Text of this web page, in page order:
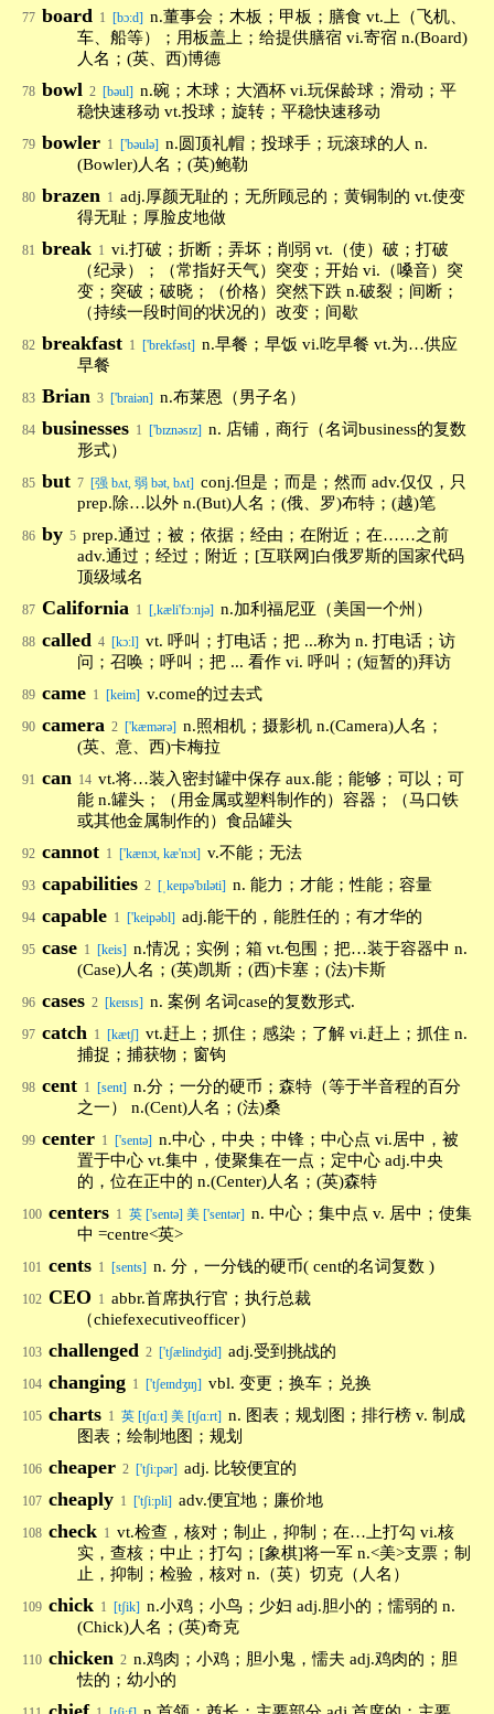
77 board 1 [bɔ:d] n.董事会；木板；甲板；膳食 vt.上（飞机、
车、船等）；用板盖上；给提供膳宿 vi.寄宿 n.(Board)
人名；(英、西)博德
78 bowl 2 [bəul] n.碗；木球；大酒杯 vi.玩保龄球；滑动；平
稳快速移动 vt.投球；旋转；平稳快速移动
79 bowler 1 ['bəulə] n.圆顶礼帽；投球手；玩滚球的人 n.
(Bowler)人名；(英)鲍勒
80 brazen 1 adj.厚颜无耻的；无所顾忌的；黄铜制的 vt.使变
得无耻；厚脸皮地做
81 break 1 vi.打破；折断；弄坏；削弱 vt.（使）破；打破
（纪录）；（常指好天气）突变；开始 vi.（嗓音）突
变；突破；破晓；（价格）突然下跌 n.破裂；间断；
（持续一段时间的状况的）改变；间歇
82 breakfast 1 ['brekfəst] n.早餐；早饭 vi.吃早餐 vt.为…供应
早餐
83 Brian 3 ['braiən] n.布莱恩（男子名）
84 businesses 1 ['bɪznəsɪz] n. 店铺，商行（名词business的复数
形式）
85 but 7 [强 bʌt, 弱 bət, bʌt] conj.但是；而是；然而 adv.仅仅，只
prep.除…以外 n.(But)人名；(俄、罗)布特；(越)笔
86 by 5 prep.通过；被；依据；经由；在附近；在……之前
adv.通过；经过；附近；[互联网]白俄罗斯的国家代码
顶级域名
87 California 1 [,kæli'fɔ:njə] n.加利福尼亚（美国一个州）
88 called 4 [kɔːl] vt. 呼叫；打电话；把 ...称为 n. 打电话；访
问；召唤；呼叫；把 ... 看作 vi. 呼叫；(短暂的)拜访
89 came 1 [keim] v.come的过去式
90 camera 2 ['kæmərə] n.照相机；摄影机 n.(Camera)人名；
(英、意、西)卡梅拉
91 can 14 vt.将…装入密封罐中保存 aux.能；能够；可以；可
能 n.罐头；（用金属或塑料制作的）容器；（马口铁
或其他金属制作的）食品罐头
92 cannot 1 ['kænɔt, kæ'nɔt] v.不能；无法
93 capabilities 2 [ˌkeɪpə'bɪləti] n. 能力；才能；性能；容量
94 capable 1 ['keipəbl] adj.能干的，能胜任的；有才华的
95 case 1 [keis] n.情况；实例；箱 vt.包围；把…装于容器中 n.
(Case)人名；(英)凯斯；(西)卡塞；(法)卡斯
96 cases 2 [keɪsɪs] n. 案例 名词case的复数形式.
97 catch 1 [kætʃ] vt.赶上；抓住；感染；了解 vi.赶上；抓住 n.
捕捉；捕获物；窗钩
98 cent 1 [sent] n.分；一分的硬币；森特（等于半音程的百分
之一） n.(Cent)人名；(法)桑
99 center 1 ['sentə] n.中心，中央；中锋；中心点 vi.居中，被
置于中心 vt.集中，使聚集在一点；定中心 adj.中央
的，位在正中的 n.(Center)人名；(英)森特
100 centers 1 英 ['sentə] 美 ['sentər] n. 中心；集中点 v. 居中；使集
中 =centre<英>
101 cents 1 [sents] n. 分，一分钱的硬币( cent的名词复数 )
102 CEO 1 abbr.首席执行官；执行总裁
（chiefexecutiveofficer）
103 challenged 2 ['tʃælindʒid] adj.受到挑战的
104 changing 1 ['tʃeɪndʒɪŋ] vbl. 变更；换车；兑换
105 charts 1 英 [tʃɑːt] 美 [tʃɑːrt] n. 图表；规划图；排行榜 v. 制成
图表；绘制地图；规划
106 cheaper 2 ['tʃiːpər] adj. 比较便宜的
107 cheaply 1 ['tʃi:pli] adv.便宜地；廉价地
108 check 1 vt.检查，核对；制止，抑制；在…上打勾 vi.核
实，查核；中止；打勾；[象棋]将一军 n.<美>支票；制
止，抑制；检验，核对 n.（英）切克（人名）
109 chick 1 [tʃik] n.小鸡；小鸟；少妇 adj.胆小的；懦弱的 n.
(Chick)人名；(英)奇克
110 chicken 2 n.鸡肉；小鸡；胆小鬼，懦夫 adj.鸡肉的；胆
怯的；幼小的